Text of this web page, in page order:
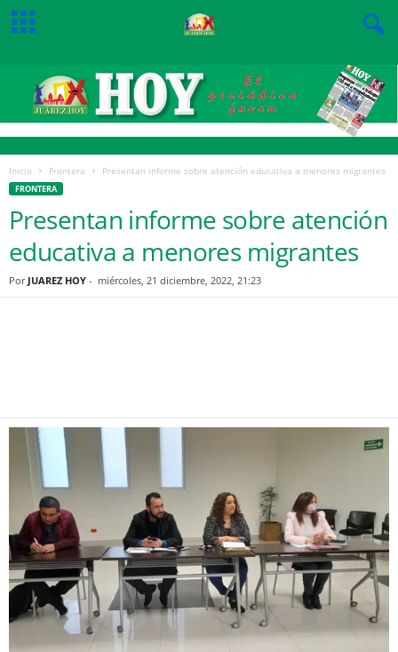
Inicio Frontera Presentan informe sobre atención educativa a menores migrantes
FRONTERA
Presentan informe sobre atención
educativa a menores migrantes
Por JUAREZ HOY - miércoles, 21 diciembre, 2022, 21:23